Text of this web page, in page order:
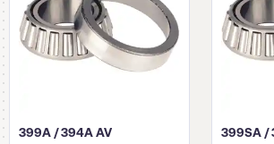
399A / 394A AV
399SA /